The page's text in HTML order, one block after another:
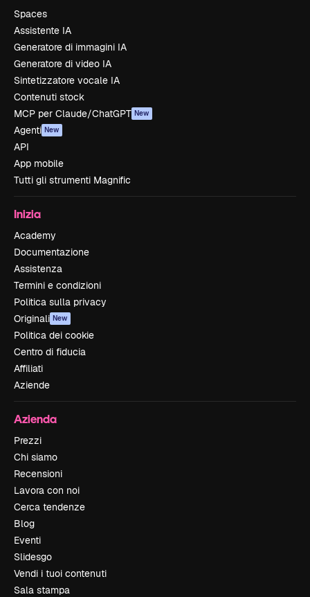
Spaces
Assistente IA
Generatore di immagini IA
Generatore di video IA
Sintetizzatore vocale IA
Contenuti stock
MCP per Claude/ChatGPT New
Agenti New
API
App mobile
Tutti gli strumenti Magnific
Inizia
Academy
Documentazione
Assistenza
Termini e condizioni
Politica sulla privacy
Originali New
Politica dei cookie
Centro di fiducia
Affiliati
Aziende
Azienda
Prezzi
Chi siamo
Recensioni
Lavora con noi
Cerca tendenze
Blog
Eventi
Slidesgo
Vendi i tuoi contenuti
Sala stampa